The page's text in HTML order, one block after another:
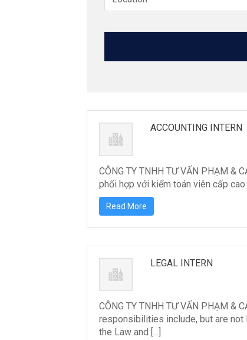
ACCOUNTING INTERN
CÔNG TY TNHH TƯ VẤN PHẠM &
phối hợp với kiểm toán viên cấp
Read More
LEGAL INTERN
CÔNG TY TNHH TƯ VẤN PHẠM &
responsibilities include, but are not
the Law and [...]